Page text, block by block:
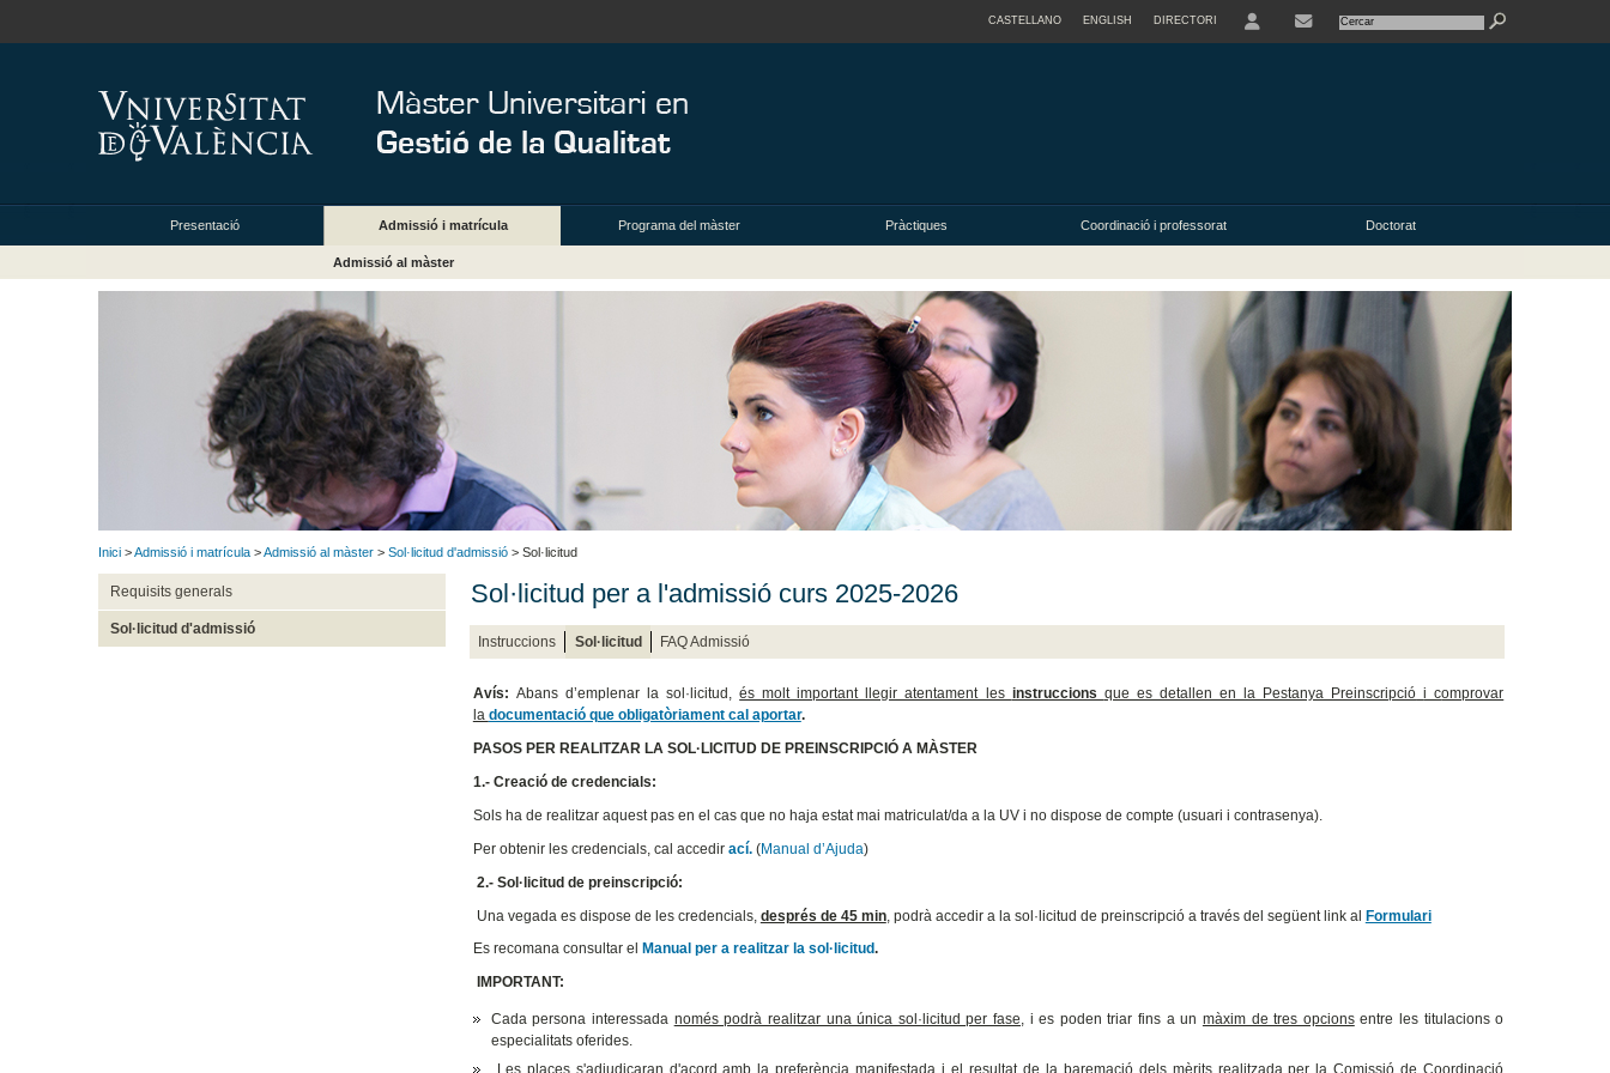
CASTELLANO ENGLISH DIRECTORI
Presentació Admissió i matrícula Programa del màster Pràctiques Coordinació i professorat Doctorat
Admissió al màster
Inici >Admissió i matrícula >Admissió al màster > Sol·licitud d'admissió > Sol·licitud
Requisits generals
Sol·licitud d'admissió
Sol·licitud per a l'admissió curs 2025-2026
Instruccions Sol·licitud FAQ Admissió
Avís: Abans d’emplenar la sol·licitud,és molt important llegir atentament les instruccions que es detallen en la Pestanya Preinscripció i comprovar
la documentació que obligatòriament cal aportar.
PASOS PER REALITZAR LA SOL·LICITUD DE PREINSCRIPCIÓ A MÀSTER
1.- Creació de credencials:
Sols ha de realitzar aquest pas en el cas que no haja estat mai matriculat/da a la UV i no dispose de compte (usuari i contrasenya).
Per obtenir les credencials, cal accedir ací.(Manual d’Ajuda)
2.- Sol·licitud de preinscripció:
Una vegada es dispose de les credencials, després de 45 min, podrà accedir a la sol·licitud de preinscripció a través del següent link al Formulari
Es recomana consultar el
Manual per a realitzar la sol·licitud.
IMPORTANT:
Cada persona interessada només podrà realitzar una única sol·licitud per fase, i es poden triar fins a un màxim de tres opcionsentre les titulacions o
especialitats oferides.